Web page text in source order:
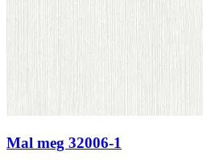
Mal meg 32006-1